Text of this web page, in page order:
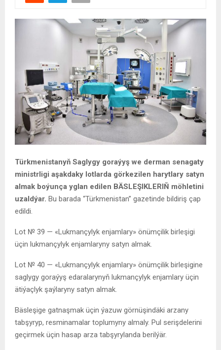
Türkmenistanyň Saglygy goraýyş we derman senagaty
ministrligi aşakdaky lotlarda görkezilen harytlary satyn
almak boýunça yglan edilen BÄSLEŞIKLERIŇ möhletini
uzaldýar. Bu barada “Türkmenistan” gazetinde bildiriş çap
edildi.
Lot № 39 — «Lukmançylyk enjamlary» önümçilik birleşigi
üçin lukmançylyk enjamlaryny satyn almak.
Lot № 40 — «Lukmançylyk enjamlary» önümçilik birleşigine
saglygy goraýyş edaralarynyň lukmançylyk enjamlary üçin
ätiýaçlyk şaýlaryny satyn almak.
Bäsleşige gatnaşmak üçin ýazuw görnüşindäki arzany
tabşyryp, resminamalar toplumyny almaly. Pul serişdelerini
geçirmek üçin hasap arza tabşyrylanda berilýär.